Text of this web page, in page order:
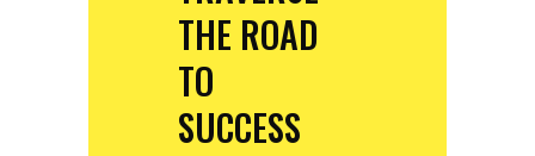
THE ROAD
TO
SUCCESS